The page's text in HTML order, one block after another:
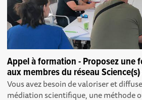
Appel à formation - Proposez une
aux membres du réseau
Vous avez besoin de valoriser et
médiation scientifique, une méthode